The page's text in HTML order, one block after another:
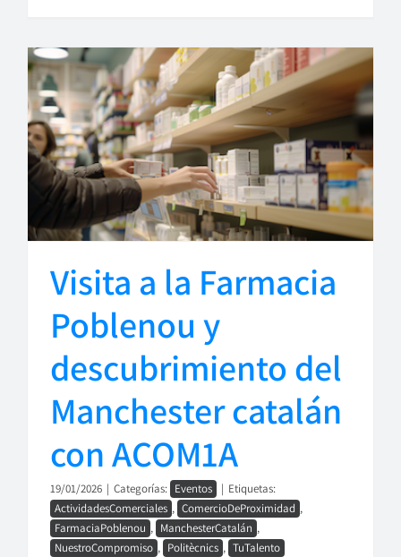
Visita a la Farmacia
Poblenou y
descubrimiento del
Manchester catalán
con ACOM1A
19/01/2026 | Categorías: Eventos | Etiquetas:
ActividadesComerciales , ComercioDeProximidad ,
FarmaciaPoblenou , ManchesterCatalán ,
NuestroCompromiso , Politècnics , TuTalento